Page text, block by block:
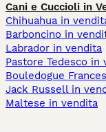
Cani e Cuccioli in
Chihuahua in
Barboncino in
Labrador in vendita
Pastore Tedesco in
Bouledogue
Jack Russell in
Maltese in vendita